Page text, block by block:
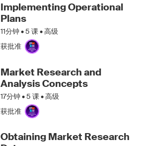
Implementing Operational
Plans
11分钟 •5 课 • 高级
获批准
Market Research and
Analysis Concepts
17分钟 •5 课 • 高级
获批准
Obtaining Market Research